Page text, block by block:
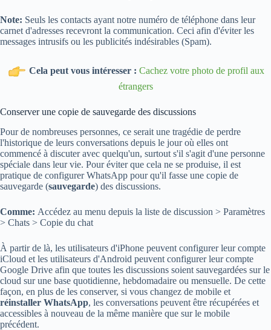
Note: Seuls les contacts ayant notre numéro de téléphone dans leur
carnet d'adresses recevront la communication. Ceci afin d'éviter les
messages intrusifs ou les publicités indésirables (Spam).
Cela peut vous intéresser : Cachez votre photo de profil aux
étrangers
Conserver une copie de sauvegarde des discussions
Pour de nombreuses personnes, ce serait une tragédie de perdre
l'historique de leurs conversations depuis le jour où elles ont
commencé à discuter avec quelqu'un, surtout s'il s'agit d'une personne
spéciale dans leur vie. Pour éviter que cela ne se produise, il est
pratique de configurer WhatsApp pour qu'il fasse une copie de
sauvegarde (sauvegarde) des discussions.
Comme: Accédez au menu depuis la liste de discussion > Paramètres
> Chats > Copie du chat
À partir de là, les utilisateurs d'iPhone peuvent configurer leur compte
iCloud et les utilisateurs d'Android peuvent configurer leur compte
Google Drive afin que toutes les discussions soient sauvegardées sur le
cloud sur une base quotidienne, hebdomadaire ou mensuelle. De cette
façon, en plus de les conserver, si vous changez de mobile et
réinstaller WhatsApp, les conversations peuvent être récupérées et
accessibles à nouveau de la même manière que sur le mobile
précédent.